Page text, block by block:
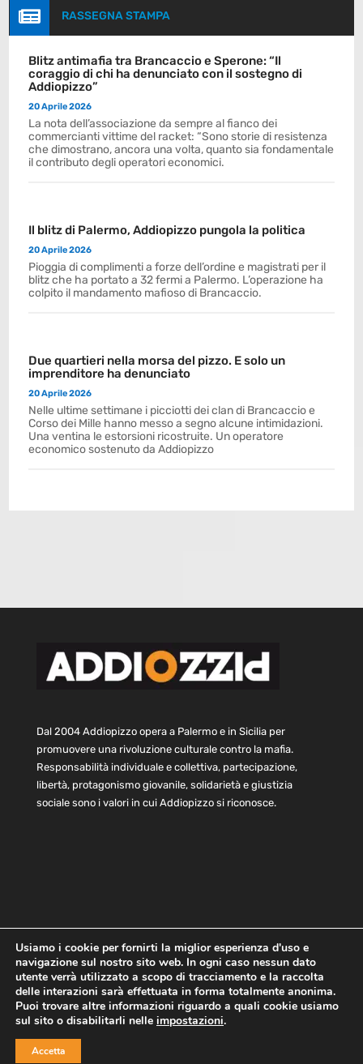
 RASSEGNA STAMPA
Blitz antimafia tra Brancaccio e Sperone: “Il
coraggio di chi ha denunciato con il sostegno di
Addiopizzo”
20 Aprile 2026
La nota dell’associazione da sempre al fianco dei
commercianti vittime del racket: “Sono storie di resistenza
che dimostrano, ancora una volta, quanto sia fondamentale
il contributo degli operatori economici.
Il blitz di Palermo, Addiopizzo pungola la politica
20 Aprile 2026
Pioggia di complimenti a forze dell’ordine e magistrati per il
blitz che ha portato a 32 fermi a Palermo. L’operazione ha
colpito il mandamento mafioso di Brancaccio.
Due quartieri nella morsa del pizzo. E solo un
imprenditore ha denunciato
20 Aprile 2026
Nelle ultime settimane i picciotti dei clan di Brancaccio e
Corso dei Mille hanno messo a segno alcune intimidazioni.
Una ventina le estorsioni ricostruite. Un operatore
economico sostenuto da Addiopizzo
Dal 2004 Addiopizzo opera a Palermo e in Sicilia per
promuovere una rivoluzione culturale contro la mafia.
Responsabilità individuale e collettiva, partecipazione,
libertà, protagonismo giovanile, solidarietà e giustizia
sociale sono i valori in cui Addiopizzo si riconosce.
Home Statuto e bilancio
Contatti
Privacy
Cookie Child Protection Policy
Copyright © 2021 AddioPizzo | Tutti i diritti riservati | Sede
Usiamo i cookie per fornirti la miglior esperienza d'uso e
navigazione sul nostro sito web. In ogni caso nessun dato
utente verrà utilizzato a scopo di tracciamento e la raccolta
delle interazioni sarà effettuata in forma totalmente anonima.
Puoi trovare altre informazioni riguardo a quali cookie usiamo
sul sito o disabilitarli nelle impostazioni.
Accetta